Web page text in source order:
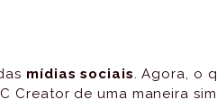
mídias sociais. Agora, o
Creator de uma maneira